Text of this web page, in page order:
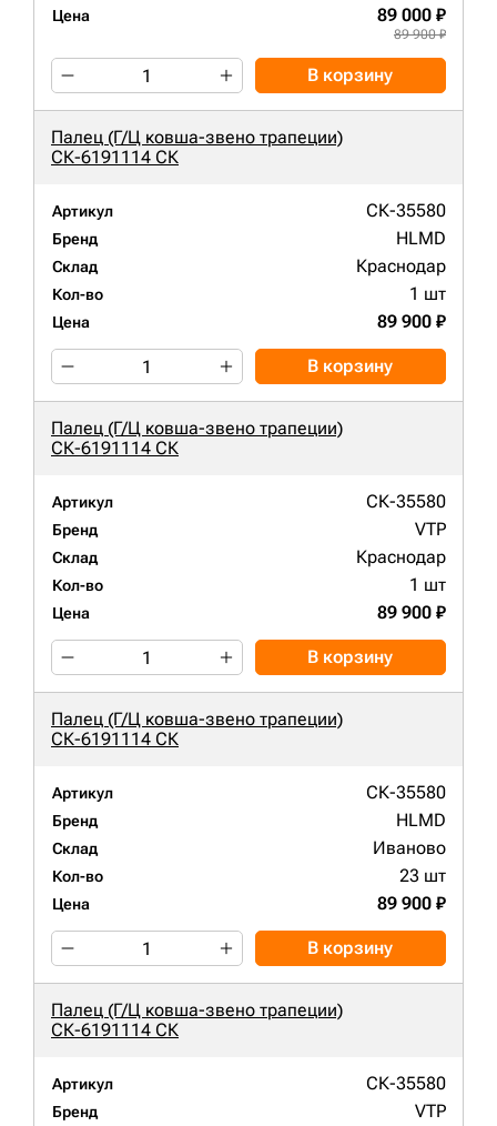
Цена 89 000 ₽
89 900 ₽
В корзину
Палец (Г/Ц ковша-звено трапеции)
СК-6191114 СК
Артикул СК-35580
Бренд HLMD
Склад Краснодар
Кол-во 1 шт
Цена 89 900 ₽
В корзину
Палец (Г/Ц ковша-звено трапеции)
СК-6191114 СК
Артикул СК-35580
Бренд VTP
Склад Краснодар
Кол-во 1 шт
Цена 89 900 ₽
В корзину
Палец (Г/Ц ковша-звено трапеции)
СК-6191114 СК
Артикул СК-35580
Бренд HLMD
Склад Иваново
Кол-во 23 шт
Цена 89 900 ₽
В корзину
Палец (Г/Ц ковша-звено трапеции)
СК-6191114 СК
Артикул СК-35580
Бренд VTP